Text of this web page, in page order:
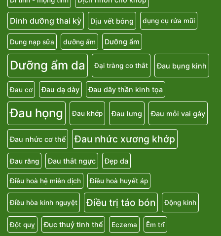
Dinh dưỡng thai kỳ Dịu vết bỏng dụng cụ rửa mũi
Dung nạp sữa dưỡng ẩm Dưỡng ẩm
Dưỡng ẩm da Đại tràng co thắt Đau bụng kinh
Đau cơ Đau dạ dày Đau dây thần kinh tọa
Đau họng Đau khớp Đau lưng Đau mỏi vai gáy
Đau nhức cơ thể Đau nhức xương khớp
Đau răng Đau thắt ngực Đẹp da
Điều hoà hệ miễn dịch Điều hoà huyết áp
Điều hòa kinh nguyệt Điều trị táo bón Động kinh
Đột quỵ Đục thuỷ tinh thể Eczema Êm trĩ